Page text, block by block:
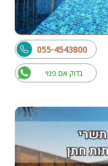
בדוק אם פנוי
055-4543800